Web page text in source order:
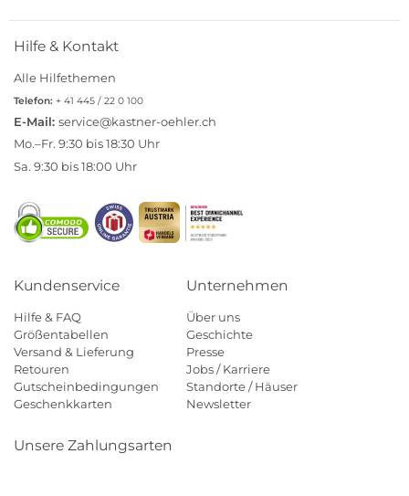
Hilfe & Kontakt
Alle Hilfethemen
Telefon: + 41 445 / 22 0 100
E-Mail: service@kastner-oehler.ch
Mo.–Fr. 9:30 bis 18:30 Uhr
Sa. 9:30 bis 18:00 Uhr
Kundenservice
Hilfe & FAQ
Größentabellen
Versand & Lieferung
Retouren
Gutscheinbedingungen
Geschenkkarten
Unternehmen
Über uns
Geschichte
Presse
Jobs / Karriere
Standorte / Häuser
Newsletter
Unsere Zahlungsarten